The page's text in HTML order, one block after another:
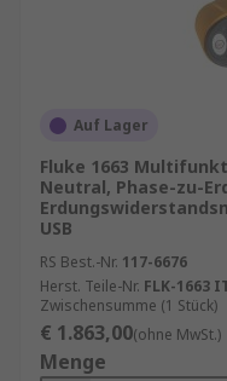
des
zu aktivieren.
Schutz für
Gebäude zu
Diese Geräte sind
und industriellen
Auf Lager
Fluke 1663
Neutral, Phase-zu-
USB
RS Best.-Nr. 117-6676
Herst. Teile-Nr. FLK-1663
Zwischensumme (1 Stück)
€ 1.863,00(ohne MwSt.)
Menge